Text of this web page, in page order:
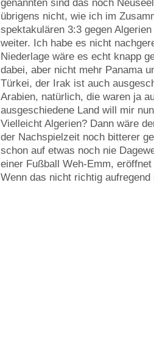
genannten sind das noch
übrigens nicht, wie ich im
spektakulären 3:3 gegen
weiter. Ich habe es nicht
Niederlage wäre es echt knapp
dabei, aber nicht mehr Panama
Türkei, der Irak ist auch
Arabien, natürlich, die waren ja
ausgeschiedene Land will mir
Vielleicht Algerien? Dann wäre
der Nachspielzeit noch bitterer
schon auf etwas noch nie
einer Fußball Weh-Emm,
Wenn das nicht richtig aufregend